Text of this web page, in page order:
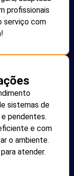
profissionais
serviço com
sistemas de
pendentes.
e com
o ambiente.
atender.